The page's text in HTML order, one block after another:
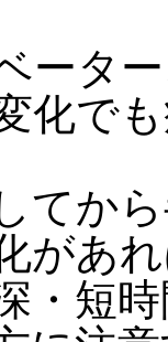
ータ
化で
てか
があ
・短